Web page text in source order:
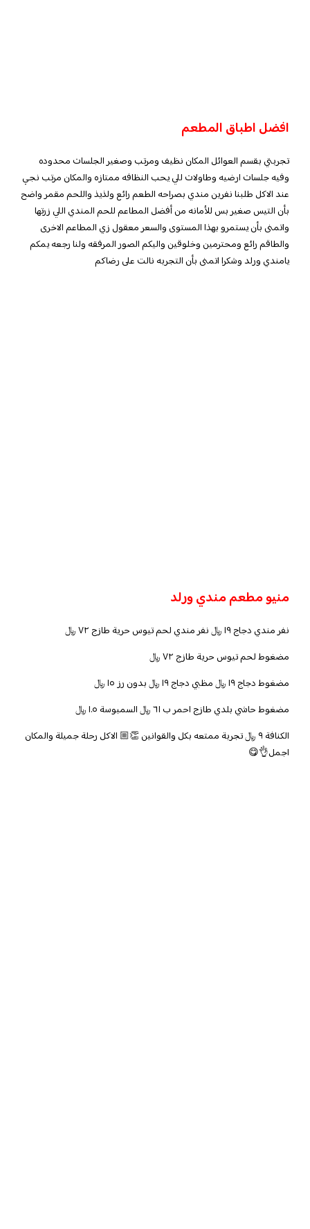
افضل اطباق المطعم
تجربتي بقسم العوائل المكان نظيف ومرتب وصغير الجلسات محدوده
وفيه جلسات ارضيه وطاولات للي يحب النظافه ممتازه والمكان مرتب نجي
عند الاكل طلبنا نفرين مندي بصراحه الطعم رائع ولذيذ واللحم مقمر واضح
بأن التيس صغير بس للأمانه من أفضل المطاعم للحم المندي اللي زرتها
واتمنى بأن يستمرو بهذا المستوى والسعر معقول زي المطاعم الاخرى
والطاقم رائع ومحترمين وخلوقين واليكم الصور المرفقه ولنا رجعه يمكم
يامندي ورلد وشكرا اتمنى بأن التجربه نالت على رضاكم
منيو مطعم مندي ورلد
نفر مندي دجاج ١٩ ﷼ نفر مندي لحم تيوس حرية طازج ٧٢ ﷼
مضغوط لحم تيوس حرية طازج ٧٢ ﷼
مضغوط دجاج ١٩ ﷼ مظبي دجاج ١٩ ﷼ بدون رز ١٥ ﷼
مضغوط حاشي بلدي طازج احمر ب ٦١ ﷼ السمبوسة ١.٥ ﷼
الكنافة ٩ ﷼ تجربة ممتعه بكل والقوانين 👏🏼 الاكل رحلة جميلة والمكان
اجمل👌😋